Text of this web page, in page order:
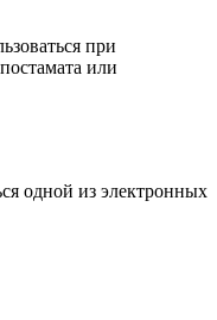
при
или
одной из электронных